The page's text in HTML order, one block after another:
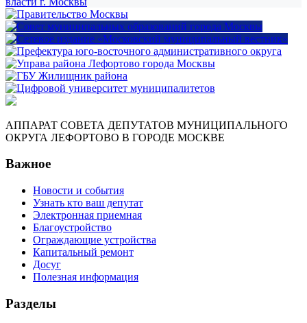
АППАРАТ СОВЕТА ДЕПУТАТОВ МУНИЦИПАЛЬНОГО
ОКРУГА ЛЕФОРТОВО В ГОРОДЕ МОСКВЕ
Важное
Новости и события
Узнать кто ваш депутат
Электронная приемная
Благоустройство
Ограждающие устройства
Капитальный ремонт
Досуг
Полезная информация
Разделы